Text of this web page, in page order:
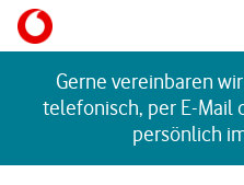
Skip to content
Gerne vereinbaren
telefonisch, per E-Mail
persönlich